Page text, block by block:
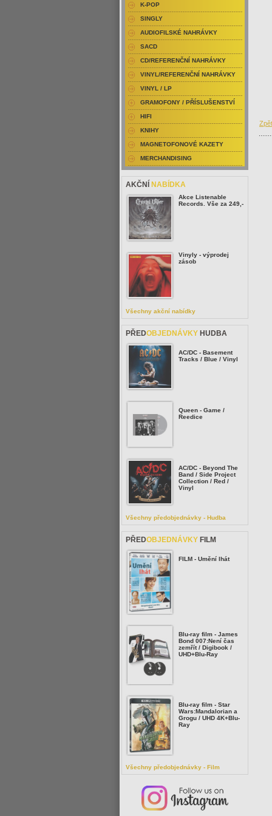
K-POP
SINGLY
AUDIOFILSKÉ NAHRÁVKY
SACD
CD/REFERENČNÍ NAHRÁVKY
VINYL/REFERENČNÍ NAHRÁVKY
VINYL / LP
GRAMOFONY / PŘÍSLUŠENSTVÍ
HIFI
KNIHY
MAGNETOFONOVÉ KAZETY
MERCHANDISING
AKČNÍ NABÍDKA
Akce Listenable
Records. Vše za 249,-
Vinyly - výprodej
zásob
Všechny akční nabídky
PŘEDOBJEDNÁVKY HUDBA
AC/DC - Basement
Tracks / Blue / Vinyl
Queen - Game /
Reedice
AC/DC - Beyond The
Band / Side Project
Collection / Red /
Vinyl
Všechny předobjednávky - Hudba
PŘEDOBJEDNÁVKY FILM
FILM - Umění lhát
Blu-ray film - James
Bond 007:Není čas
zemřít / Digibook /
UHD+Blu-Ray
Blu-ray film - Star
Wars:Mandalorian a
Grogu / UHD 4K+Blu-
Ray
Všechny předobjednávky - Film